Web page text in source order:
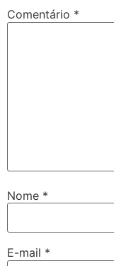
Comentário *
Nome *
E-mail *